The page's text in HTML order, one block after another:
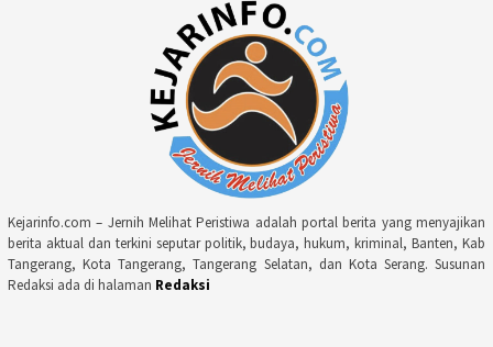
Kejarinfo.com – Jernih Melihat Peristiwa adalah portal berita yang menyajikan
berita aktual dan terkini seputar politik, budaya, hukum, kriminal, Banten, Kab
Tangerang, Kota Tangerang, Tangerang Selatan, dan Kota Serang. Susunan
Redaksi ada di halaman Redaksi